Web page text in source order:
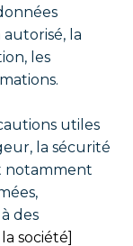
la
les
utiles
la sécurité
notamment
des
société]